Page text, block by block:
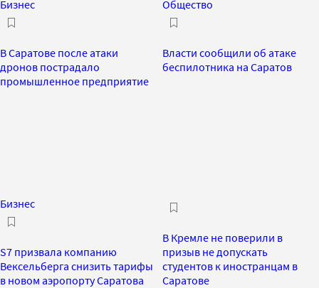
Бизнес
В Саратове после атаки
дронов пострадало
промышленное предприятие
Общество
Власти сообщили об атаке
беспилотника на Саратов
Бизнес
S7 призвала компанию
Вексельберга снизить тарифы
в новом аэропорту Саратова
В Кремле не поверили в
призыв не допускать
студентов к иностранцам в
Саратове